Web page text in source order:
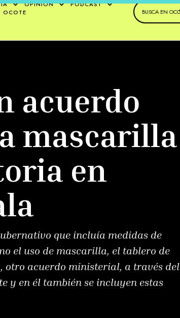
OPINIÓN
PODCAST
OCOTE
acuerdo
mascarilla
en
que incluía medidas de
el uso de mascarilla, el tablero de
otro acuerdo ministerial, a través del
y en él también se incluyen estas